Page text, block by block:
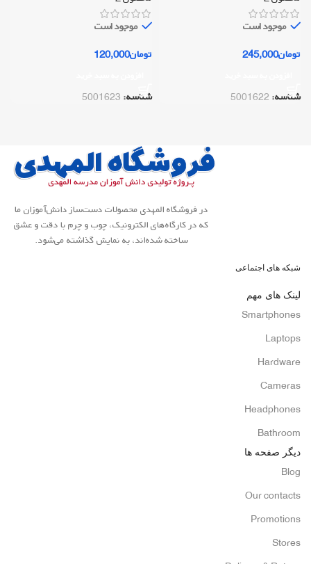
موجود است
تومان245,000
شناسه: 5001622
موجود است
تومان120,000
شناسه: 5001623
در فروشگاه المهدی محصولات دست‌ساز دانش‌آموزان ما
که در کارگاه‌های الکترونیک، چوب و چرم با دقت و عشق
ساخته شده‌اند، به نمایش گذاشته می‌شود.
شبکه های اجتماعی
لینک های مهم
Smartphones
Laptops
Hardware
Cameras
Headphones
Bathroom
دیگر صفحه ها
Blog
Our contacts
Promotions
Stores